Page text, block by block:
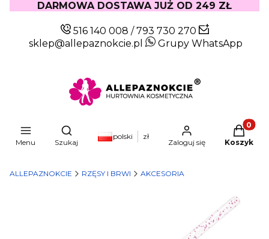
DARMOWA DOSTAWA JUŻ OD 249 ZŁ
516 140 008 /793 730 270
sklep@allepaznokcie.pl
Grupy WhatsApp
Menu
Otwórz wyszukiwarkę
Szukaj
polski zł
Zaloguj się Koszyk
ALLEPAZNOKCIE RZĘSY I BRWI AKCESORIA